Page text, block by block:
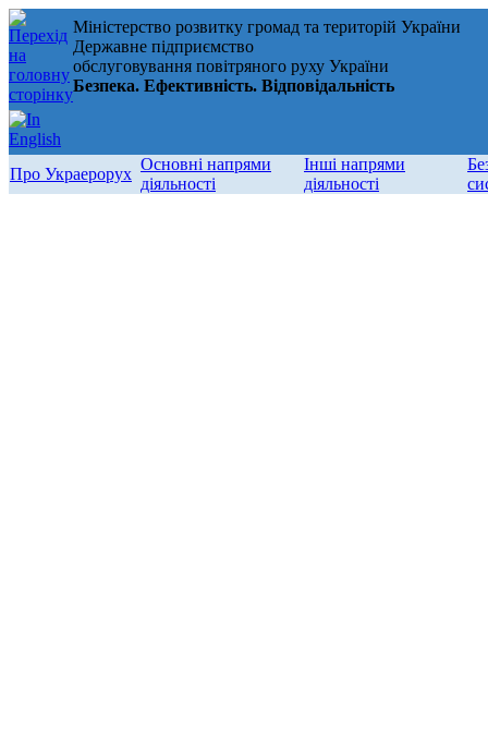
Міністерство розвитку громад та територій України
Державне підприємство
обслуговування повітряного руху України
Безпека. Ефективність. Відповідальність
Про Украерорух
Основні напрями
діяльності
Інші напрями
діяльності